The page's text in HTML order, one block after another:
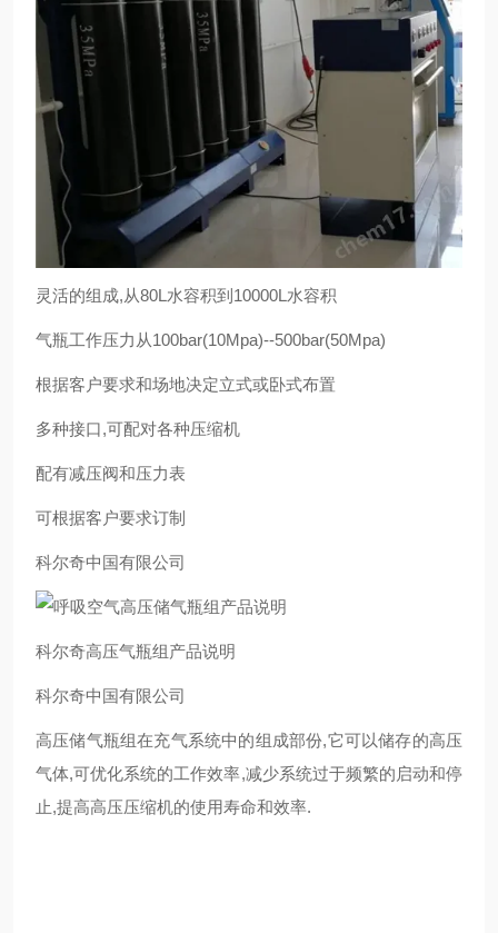
灵活的组成,从80L水容积到10000L水容积
气瓶工作压力从100bar(10Mpa)--500bar(50Mpa)
根据客户要求和场地决定立式或卧式布置
多种接口,可配对各种压缩机
配有减压阀和压力表
可根据客户要求订制
科尔奇中国有限公司
科尔奇高压气瓶组产品说明
科尔奇中国有限公司
高压储气瓶组在充气系统中的组成部份,它可以储存的高压
气体,可优化系统的工作效率,减少系统过于频繁的启动和停
止,提高高压压缩机的使用寿命和效率.